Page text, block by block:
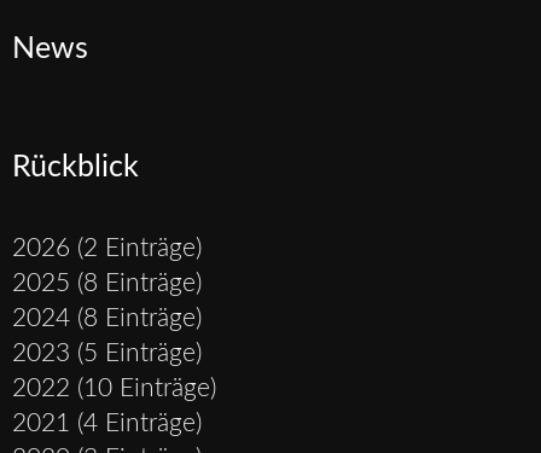
News
Rückblick
2026 (2 Einträge)
2025 (8 Einträge)
2024 (8 Einträge)
2023 (5 Einträge)
2022 (10 Einträge)
2021 (4 Einträge)